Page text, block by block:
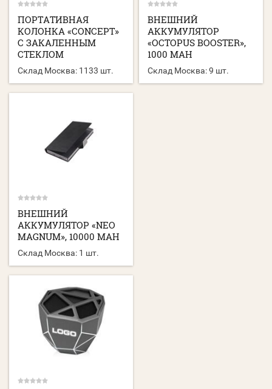
ПОРТАТИВНАЯ
КОЛОНКА «CONCEPT»
С ЗАКАЛЕННЫМ
СТЕКЛОМ
Склад Москва: 1133 шт.
ВНЕШНИЙ
АККУМУЛЯТОР
«OCTOPUS BOOSTER»,
1000 MAH
Склад Москва: 9 шт.
ВНЕШНИЙ
АККУМУЛЯТОР «NEO
MAGNUM», 10000 MAH
Склад Москва: 1 шт.